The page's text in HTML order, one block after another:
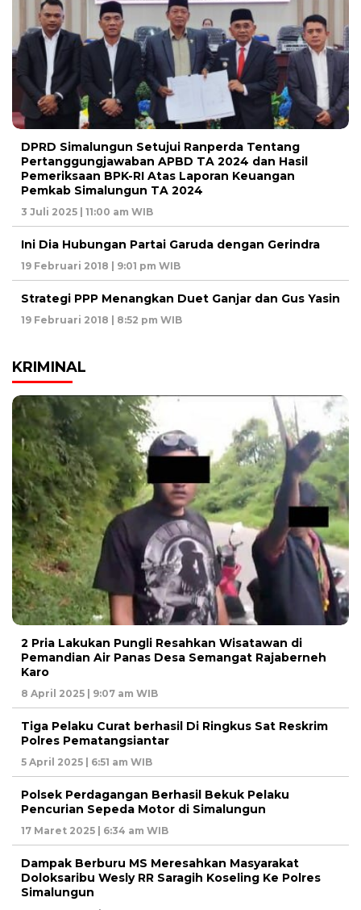
DPRD Simalungun Setujui Ranperda Tentang
Pertanggungjawaban APBD TA 2024 dan Hasil
Pemeriksaan BPK-RI Atas Laporan Keuangan
Pemkab Simalungun TA 2024
3 Juli 2025 | 11:00 am WIB
Ini Dia Hubungan Partai Garuda dengan Gerindra
19 Februari 2018 | 9:01 pm WIB
Strategi PPP Menangkan Duet Ganjar dan Gus Yasin
19 Februari 2018 | 8:52 pm WIB
KRIMINAL
2 Pria Lakukan Pungli Resahkan Wisatawan di
Pemandian Air Panas Desa Semangat Rajaberneh
Karo
8 April 2025 | 9:07 am WIB
Tiga Pelaku Curat berhasil Di Ringkus Sat Reskrim
Polres Pematangsiantar
5 April 2025 | 6:51 am WIB
Polsek Perdagangan Berhasil Bekuk Pelaku
Pencurian Sepeda Motor di Simalungun
17 Maret 2025 | 6:34 am WIB
Dampak Berburu MS Meresahkan Masyarakat
Doloksaribu Wesly RR Saragih Koseling Ke Polres
Simalungun